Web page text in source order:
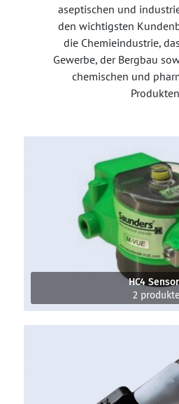
aseptischen und
den wichtigsten
die Chemieindustrie,
Gewerbe, der Bergbau
chemischen und
HC4
2 produkte